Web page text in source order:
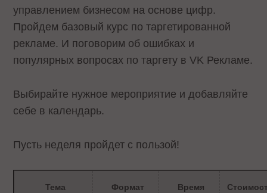
управлением бизнесом на основе цифр.
Пройдем базовый курс по таргетированной
рекламе. И поговорим об ошибках и
популярных вопросах по таргету в VK Рекламе.
Выбирайте нужное мероприятие и добавляйте
себе в календарь.
Пусть неделя пройдет с пользой!
Тема Формат
Время